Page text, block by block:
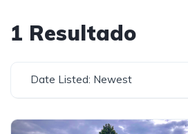
1 Resultado
Date Listed: Newest